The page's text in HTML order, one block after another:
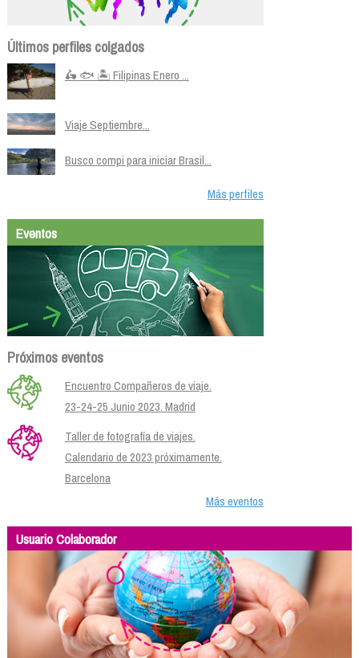
Últimos perfiles colgados
🛵 🐟 🏝️ Filipinas Enero ...
Viaje Septiembre...
Busco compi para iniciar Brasil...
Más perfiles
Eventos
Próximos eventos
Encuentro Compañeros de viaje.
23-24-25 Junio 2023. Madrid
Taller de fotografía de viajes.
Calendario de 2023 próximamente.
Barcelona
Más eventos
Usuario Colaborador